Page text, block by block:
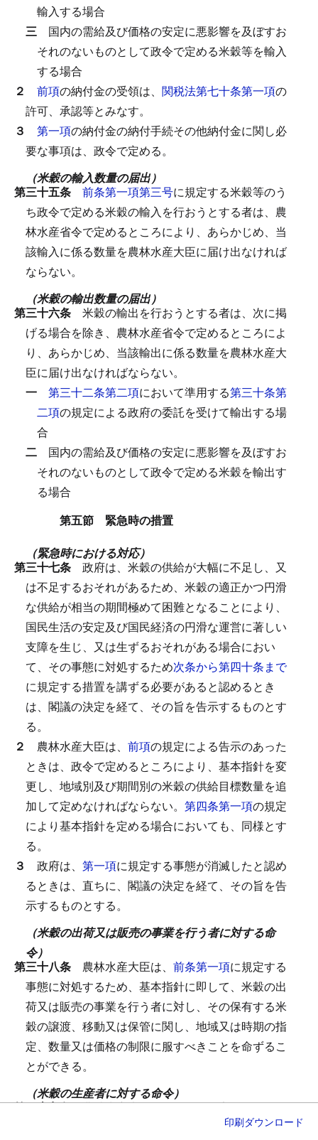
輸入する場合
三 国内の需給及び価格の安定に悪影響を及ぼすお
それのないものとして政令で定める米穀等を輸入
する場合
２ 前項の納付金の受領は、 関税法第七十条第一項の
許可、承認等とみなす。
３ 第一項の納付金の納付手続その他納付金に関し必
要な事項は、政令で定める。
（米穀の輸入数量の届出）
第三十五条 前条第一項第三号に規定する米穀等のう
ち政令で定める米穀の輸入を行おうとする者は、農
林水産省令で定めるところにより、あらかじめ、当
該輸入に係る数量を農林水産大臣に届け出なければ
ならない。
（米穀の輸出数量の届出）
第三十六条 米穀の輸出を行おうとする者は、次に掲
げる場合を除き、農林水産省令で定めるところによ
り、あらかじめ、当該輸出に係る数量を農林水産大
臣に届け出なければならない。
一 第三十二条第二項において準用する第三十条第
二項の規定による政府の委託を受けて輸出する場
合
二 国内の需給及び価格の安定に悪影響を及ぼすお
それのないものとして政令で定める米穀を輸出す
る場合
第五節 緊急時の措置
（緊急時における対応）
第三十七条 政府は、米穀の供給が大幅に不足し、又
は不足するおそれがあるため、米穀の適正かつ円滑
な供給が相当の期間極めて困難となることにより、
国民生活の安定及び国民経済の円滑な運営に著しい
支障を生じ、又は生ずるおそれがある場合におい
て、その事態に対処するため次条から第四十条まで
に規定する措置を講ずる必要があると認めるとき
は、閣議の決定を経て、その旨を告示するものとす
る。
２ 農林水産大臣は、 前項の規定による告示のあった
ときは、政令で定めるところにより、基本指針を変
更し、地域別及び期間別の米穀の供給目標数量を追
加して定めなければならない。 第四条第一項の規定
により基本指針を定める場合においても、同様とす
る。
３ 政府は、 第一項に規定する事態が消滅したと認め
るときは、直ちに、閣議の決定を経て、その旨を告
示するものとする。
（米穀の出荷又は販売の事業を行う者に対する命
令）
第三十八条 農林水産大臣は、 前条第一項に規定する
事態に対処するため、基本指針に即して、米穀の出
荷又は販売の事業を行う者に対し、その保有する米
穀の譲渡、移動又は保管に関し、地域又は時期の指
定、数量又は価格の制限に服すべきことを命ずるこ
とができる。
（米穀の生産者に対する命令）
第三十九条農林水産大臣は、前条に規定する措置を
講じてもなお米穀の適正かつ円滑な供給を確保する
印刷ダウンロード